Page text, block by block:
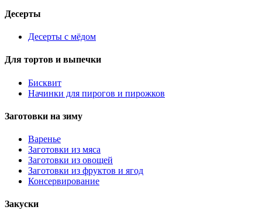
Десерты
Десерты с мёдом
Для тортов и выпечки
Бисквит
Начинки для пирогов и пирожков
Заготовки на зиму
Варенье
Заготовки из мяса
Заготовки из овощей
Заготовки из фруктов и ягод
Консервирование
Закуски